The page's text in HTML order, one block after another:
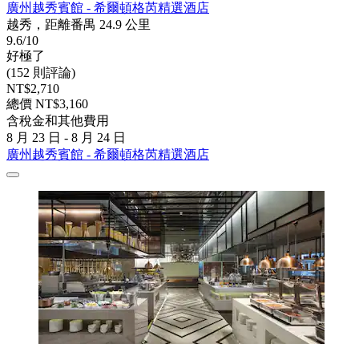
廣州越秀賓館 - 希爾頓格芮精選酒店
越秀，距離番禺 24.9 公里
9.6/10
好極了
(152 則評論)
NT$2,710
總價 NT$3,160
含稅金和其他費用
8 月 23 日 - 8 月 24 日
廣州越秀賓館 - 希爾頓格芮精選酒店